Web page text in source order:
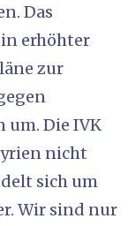
Das
erhöhter
zur
um. Die IVK
nicht
sich um
Wir sind nur